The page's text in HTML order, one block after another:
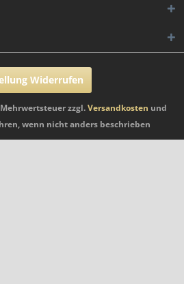
Widerrufen
zzgl.Versandkosten und
wenn nicht anders beschrieben